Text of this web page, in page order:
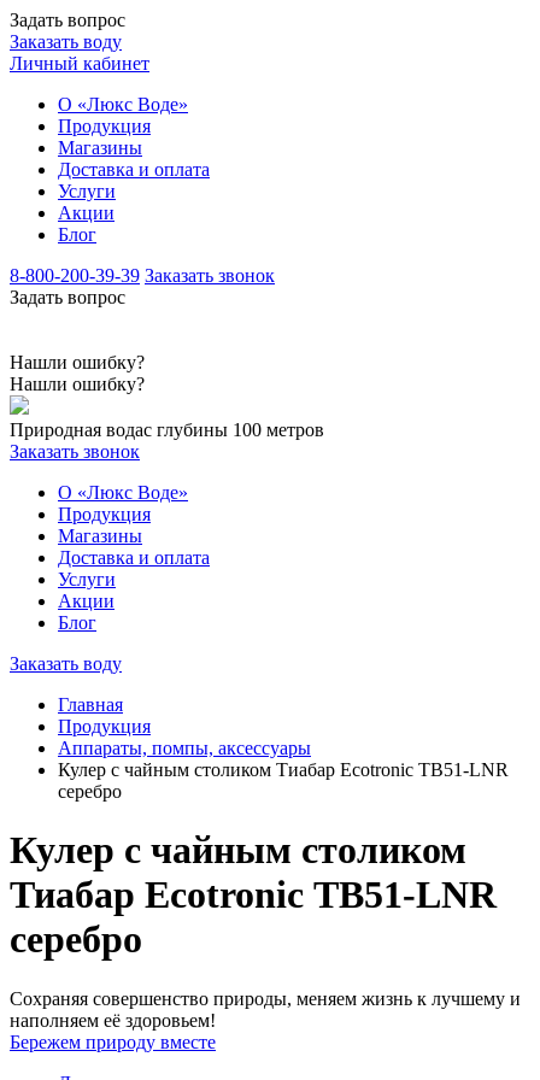
Задать вопрос
Заказать воду
Личный кабинет
О «Люкс Воде»
Продукция
Магазины
Доставка и оплата
Услуги
Акции
Блог
8-800-200-39-39 Заказать звонок
Задать вопрос
Нашли ошибку?
Нашли ошибку?
Природная водас глубины 100 метров
Заказать звонок
О «Люкс Воде»
Продукция
Магазины
Доставка и оплата
Услуги
Акции
Блог
Заказать воду
Главная
Продукция
Аппараты, помпы, аксессуары
Кулер с чайным столиком Тиабар Ecotronic ТВ51-LNR
серебро
Кулер с чайным столиком
Тиабар Ecotronic ТВ51-LNR
серебро
Сохраняя совершенство природы, меняем жизнь к лучшему и
наполняем её здоровьем!
Бережем природу вместе